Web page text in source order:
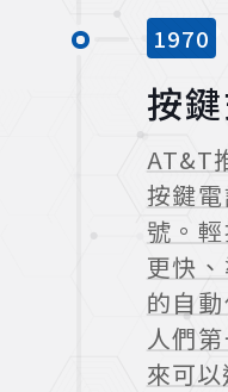
1970
按
AT&T
按鍵
號。
更快
的自
人們
來可以